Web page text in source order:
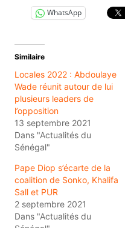
WhatsApp
Similaire
Locales 2022 : Abdoulaye
Wade réunit autour de lui
plusieurs leaders de
l’opposition
13 septembre 2021
Dans "Actualités du
Sénégal"
Pape Diop s’écarte de la
coalition de Sonko, Khalifa
Sall et PUR
2 septembre 2021
Dans "Actualités du